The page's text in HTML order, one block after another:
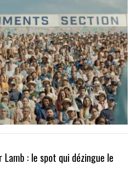
Lamb : le spot qui dézingue le